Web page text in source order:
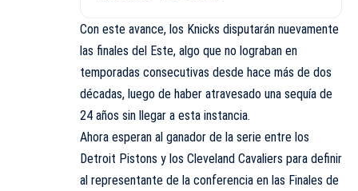
Con este avance, los Knicks disputarán nuevamente
las finales del Este, algo que no lograban en
temporadas consecutivas desde hace más de dos
décadas, luego de haber atravesado una sequía de
24 años sin llegar a esta instancia.
Ahora esperan al ganador de la serie entre los
Detroit Pistons y los Cleveland Cavaliers para definir
al representante de la conferencia en las Finales de